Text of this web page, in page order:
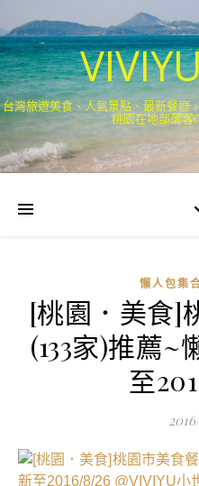
台灣旅遊美食、人氣景點、最新餐廳
桃園在地部落客
懶人包集
[桃園．美食]
(133家)推薦~
至